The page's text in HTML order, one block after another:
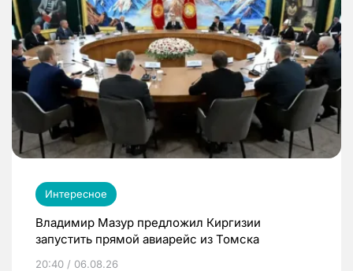
Интересное
Владимир Мазур предложил Киргизии
запустить прямой авиарейс из Томска
20:40 / 06.08.26